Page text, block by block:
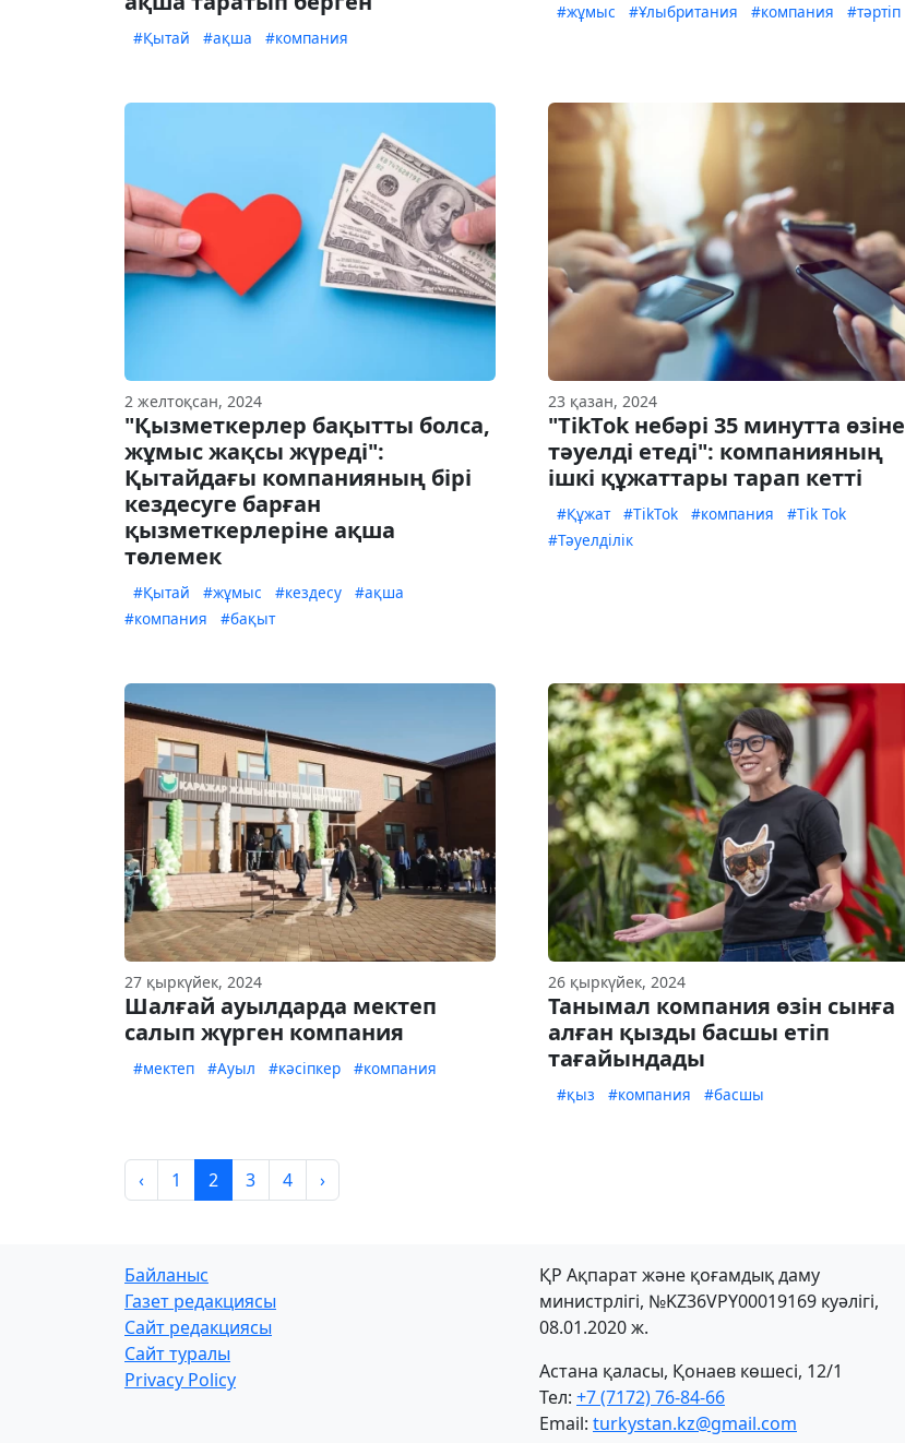
#Қытай #ақша #компания
#жұмыс #Ұлыбритания #компания #тәртіп
2 желтоқсан, 2024
"Қызметкерлер бақытты болса,
жұмыс жақсы жүреді":
Қытайдағы компанияның бірі
кездесуге барған
қызметкерлеріне ақша
төлемек
#Қытай #жұмыс #кездесу
#ақша
#компания
#бақыт
23 қазан, 2024
"TikTok небәрі 35 минутта өзіне
тәуелді етеді": компанияның
ішкі құжаттары тарап кетті
#Құжат #TikTok #компания
#Tik Tok
#Тәуелділік
27 қыркүйек, 2024
Шалғай ауылдарда мектеп
салып жүрген компания
#мектеп #Ауыл #кәсіпкер #компания
26 қыркүйек, 2024
Танымал компания өзін сынға
алған қызды басшы етіп
тағайындады
#қыз #компания #басшы
‹ 1 2 3 4 ›
Байланыс
Газет редакциясы
Сайт редакциясы
Сайт туралы
Privacy Policy
ҚР Ақпарат және қоғамдық даму
министрлігі, №KZ36VPY00019169 куәлігі,
08.01.2020 ж.
Астана қаласы, Қонаев көшесі, 12/1
Тел: +7 (7172) 76-84-66
Email: turkystan.kz@gmail.com